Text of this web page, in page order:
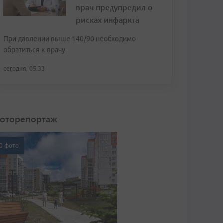
врач предупредил о
рисках инфаркта
При давлении выше 140/90 необходимо
обратиться к врачу
сегодня, 05:33
фото